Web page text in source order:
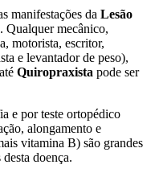
manifestações da Lesão
. Qualquer mecânico,
motorista, escritor,
e levantador de peso),
Quiropraxista pode ser
e por teste ortopédico
alongamento e
vitamina B) são grandes
doença.